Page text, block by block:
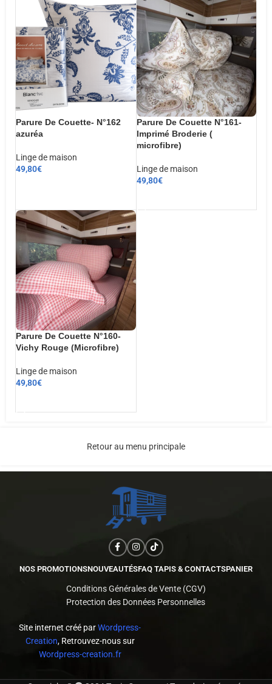
Parure De Couette- N°162
azuréa
Linge de maison
49,80€
Parure De Couette N°161-
Imprimé Broderie (
microfibre)
Linge de maison
49,80€
Parure De Couette N°160-
Vichy Rouge (Microfibre)
Linge de maison
49,80€
Retour au menu principale
NOS PROMOTIONSNOUVEAUTÉSFAQ TAPIS & CONTACTSPANIER
Conditions Générales de Vente (CGV)
Protection des Données Personnelles
Site internet créé parWordpress-
Creation, Retrouvez-nous sur
Wordpress-creation.fr